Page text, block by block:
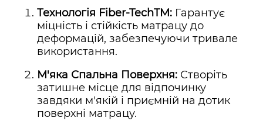
Технологія Fiber-TechTM: Гарантує
міцність і стійкість матрацу до
деформацій, забезпечуючи тривале
використання.
М'яка Спальна Поверхня: Створіть
затишне місце для відпочинку
завдяки м'якій і приємній на дотик
поверхні матрацу.